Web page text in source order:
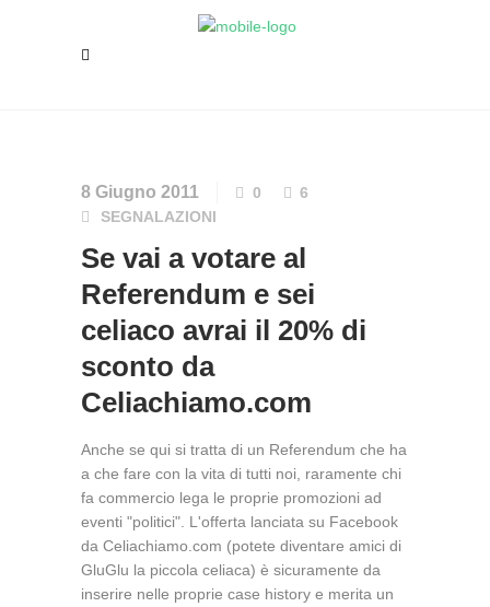
8 Giugno 2011 0
6
SEGNALAZIONI
Se vai a votare al
Referendum e sei
celiaco avrai il 20% di
sconto da
Celiachiamo.com
Anche se qui si tratta di un Referendum che ha
a che fare con la vita di tutti noi, raramente chi
fa commercio lega le proprie promozioni ad
eventi "politici". L'offerta lanciata su Facebook
da Celiachiamo.com (potete diventare amici di
GluGlu la piccola celiaca) è sicuramente da
inserire nelle proprie case history e merita un